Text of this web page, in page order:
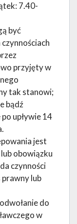
7.40-
być
przyjęty w
tak stanowi;
bądź
upływie 14
jest
obowiązku
czynności
lub
do
w